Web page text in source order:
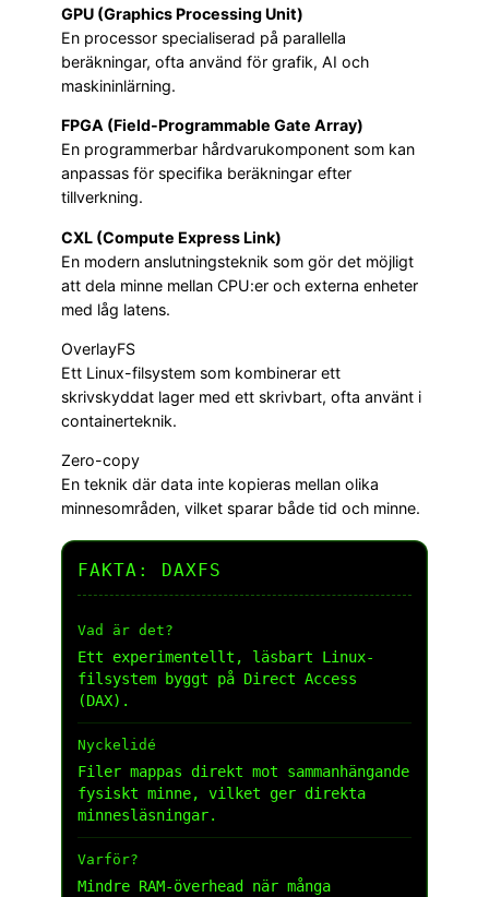
GPU (Graphics Processing Unit)
En processor specialiserad på parallella
beräkningar, ofta använd för grafik, AI och
maskininlärning.
FPGA (Field-Programmable Gate Array)
En programmerbar hårdvarukomponent som kan
anpassas för specifika beräkningar efter
tillverkning.
CXL (Compute Express Link)
En modern anslutningsteknik som gör det möjligt
att dela minne mellan CPU:er och externa enheter
med låg latens.
OverlayFS
Ett Linux-filsystem som kombinerar ett
skrivskyddat lager med ett skrivbart, ofta använt i
containerteknik.
Zero-copy
En teknik där data inte kopieras mellan olika
minnesområden, vilket sparar både tid och minne.
FAKTA: DAXFS
Vad är det?
Ett experimentellt, läsbart Linux-
filsystem byggt på Direct Access
(DAX).
Nyckelidé
Filer mappas direkt mot sammanhängande
fysiskt minne, vilket ger direkta
minnesläsningar.
Varför?
Mindre RAM-överhead när många